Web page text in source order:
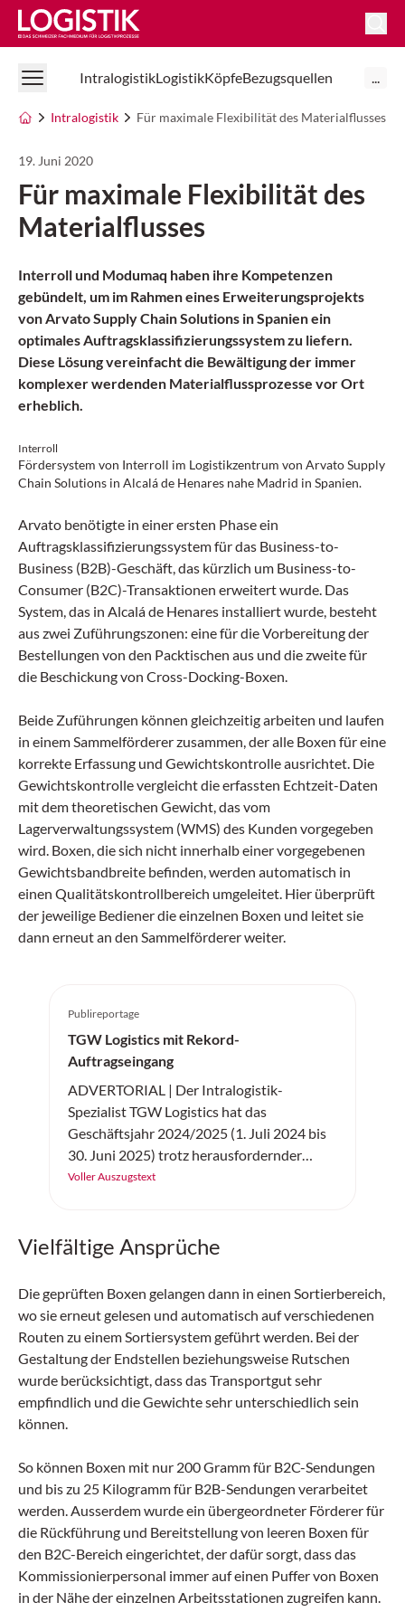
Logistik Online
IntralogistikLogistikKöpfeBezugsquellen ...
Intralogistik Für maximale Flexibilität des Materialflusses
19. Juni 2020
Für maximale Flexibilität des
Materialflusses
Interroll und Modumaq haben ihre Kompetenzen
gebündelt, um im Rahmen eines Erweiterungsprojekts
von Arvato Supply Chain Solutions in Spanien ein
optimales Auftragsklassifizierungssystem zu liefern.
Diese Lösung vereinfacht die Bewältigung der immer
komplexer werdenden Materialflussprozesse vor Ort
erheblich.
Interroll
Fördersystem von Interroll im Logistikzentrum von Arvato Supply
Chain Solutions in Alcalá de Henares nahe Madrid in Spanien.
Arvato benötigte in einer ersten Phase ein
Auftragsklassifizierungssystem für das Business-to-
Business (B2B)-Geschäft, das kürzlich um Business-to-
Consumer (B2C)-Transaktionen erweitert wurde. Das
System, das in Alcalá de Henares installiert wurde, besteht
aus zwei Zuführungszonen: eine für die Vorbereitung der
Bestellungen von den Packtischen aus und die zweite für
die Beschickung von Cross-Docking-Boxen.
Beide Zuführungen können gleichzeitig arbeiten und laufen
in einem Sammelförderer zusammen, der alle Boxen für eine
korrekte Erfassung und Gewichtskontrolle ausrichtet. Die
Gewichtskontrolle vergleicht die erfassten Echtzeit-Daten
mit dem theoretischen Gewicht, das vom
Lagerverwaltungssystem (WMS) des Kunden vorgegeben
wird. Boxen, die sich nicht innerhalb einer vorgegebenen
Gewichtsbandbreite befinden, werden automatisch in
einen Qualitätskontrollbereich umgeleitet. Hier überprüft
der jeweilige Bediener die einzelnen Boxen und leitet sie
dann erneut an den Sammelförderer weiter.
Publireportage
TGW Logistics mit Rekord-
Auftragseingang
ADVERTORIAL | Der Intralogistik-
Spezialist TGW Logistics hat das
Geschäftsjahr 2024/2025 (1. Juli 2024 bis
30. Juni 2025) trotz herausfordernder
wirtschaftlicher Rahmenbedingungen mit
seine internationalen Kunden
hochautomatisierte Logistikzentren plant,
errichtet und im laufenden Betrieb betreut,
übertraf mit 1,07 Milliarden Euro leicht das
Allzeit-Hoch des Vorjahres. Das Ergebnis
vor Zinsen und Steuern (EBIT) stieg
deutlich auf 49,3 Millionen Euro, die Zahl
der Mitarbeitenden wuchs auf 4645.
Voller Auszugstext
Vielfältige Ansprüche
Die geprüften Boxen gelangen dann in einen Sortierbereich,
wo sie erneut gelesen und automatisch auf verschiedenen
Routen zu einem Sortiersystem geführt werden. Bei der
Gestaltung der Endstellen beziehungsweise Rutschen
wurde berücksichtigt, dass das Transportgut sehr
empfindlich und die Gewichte sehr unterschiedlich sein
können.
So können Boxen mit nur 200 Gramm für B2C-Sendungen
und bis zu 25 Kilogramm für B2B-Sendungen verarbeitet
werden. Ausserdem wurde ein übergeordneter Förderer für
die Rückführung und Bereitstellung von leeren Boxen für
den B2C-Bereich eingerichtet, der dafür sorgt, dass das
Kommissionierpersonal immer auf einen Puffer von Boxen
in der Nähe der einzelnen Arbeitsstationen zugreifen kann.